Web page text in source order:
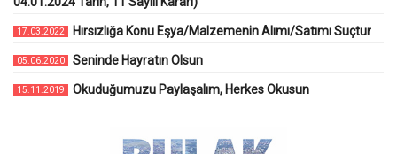
17.03.2022 Hırsızlığa Konu Eşya/Malzemenin Alımı/Satımı Suçtur
05.06.2020 Seninde Hayratın Olsun
15.11.2019 Okuduğumuzu Paylaşalım, Herkes Okusun